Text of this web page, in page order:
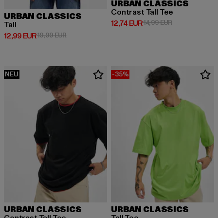
URBAN CLASSICS
Tall
12,99 EUR
Derzeitiger Preis: 12,99 EUR
19,99 EURAktionspreis: 19,99 EUR
URBAN CLASSICS
Contrast Tall Tee
12,74 EUR
Derzeitiger Preis: 12,74 EUR
14,99 EURAktionspreis:
NEU
URBAN CLASSICS
-35%
URBAN CLASSICS